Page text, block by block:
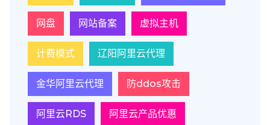
网盘 网站备案 虚拟主机
计费模式 辽阳阿里云代理
金华阿里云代理 防ddos攻击
阿里云RDS 阿里云产品优惠